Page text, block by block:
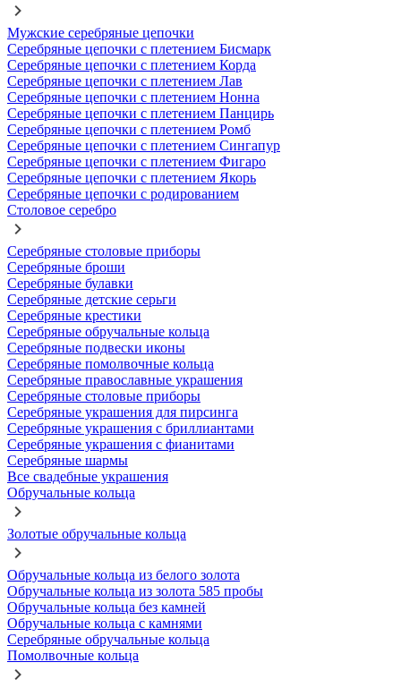
Мужские серебряные цепочки
Серебряные цепочки с плетением Бисмарк
Серебряные цепочки с плетением Корда
Серебряные цепочки с плетением Лав
Серебряные цепочки с плетением Нонна
Серебряные цепочки с плетением Панцирь
Серебряные цепочки с плетением Ромб
Серебряные цепочки с плетением Сингапур
Серебряные цепочки с плетением Фигаро
Серебряные цепочки с плетением Якорь
Серебряные цепочки с родированием
Столовое серебро
Серебряные столовые приборы
Серебряные броши
Серебряные булавки
Серебряные детские серьги
Серебряные крестики
Серебряные обручальные кольца
Серебряные подвески иконы
Серебряные помолвочные кольца
Серебряные православные украшения
Серебряные столовые приборы
Серебряные украшения для пирсинга
Серебряные украшения с бриллиантами
Серебряные украшения с фианитами
Серебряные шармы
Все свадебные украшения
Обручальные кольца
Золотые обручальные кольца
Обручальные кольца из белого золота
Обручальные кольца из золота 585 пробы
Обручальные кольца без камней
Обручальные кольца с камнями
Серебряные обручальные кольца
Помолвочные кольца